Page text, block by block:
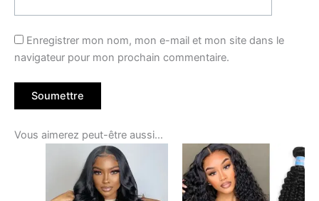
Enregistrer mon nom, mon e-mail et mon site dans le
navigateur pour mon prochain commentaire.
Vous aimerez peut-être aussi…